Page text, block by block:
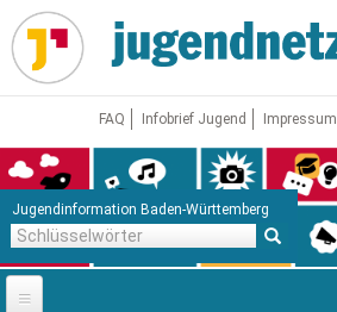
Direkt
zum
Inhalt
FAQ Infobrief Jugend Impressum
Jugendinformation Baden-Württemberg